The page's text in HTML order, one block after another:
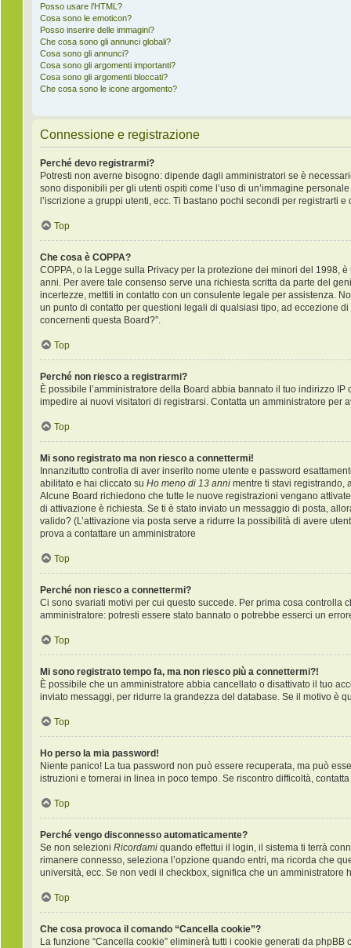
Posso usare l’HTML?
Cosa sono le emoticon?
Posso inserire delle immagini?
Che cosa sono gli annunci globali?
Cosa sono gli annunci?
Cosa sono gli argomenti importanti?
Cosa sono gli argomenti bloccati?
Che cosa sono le icone argomento?
Connessione e registrazione
Perché devo registrarmi?
Potresti non averne bisogno: dipende dagli amministratori se è
sono disponibili per gli utenti ospiti come l’uso di un’immagine
l’iscrizione a gruppi utenti, ecc. Ti bastano pochi secondi per registrarti
Top
Che cosa è COPPA?
COPPA, o la Legge sulla Privacy per la protezione dei minori del 1998,
anni. Per avere tale consenso serve una richiesta scritta da parte del
incertezze, mettiti in contatto con un consulente legale per assistenza.
un punto di contatto per questioni legali di qualsiasi tipo, ad eccezione
concernenti questa Board?”.
Top
Perché non riesco a registrarmi?
È possibile l’amministratore della Board abbia bannato il tuo indirizzo
impedire ai nuovi visitatori di registrarsi. Contatta un amministratore per
Top
Mi sono registrato ma non riesco a connettermi!
Innanzitutto controlla di aver inserito nome utente e password
abilitato e hai cliccato su Ho meno di 13 anni mentre ti stavi registrando,
Alcune Board richiedono che tutte le nuove registrazioni vengano
di attivazione è richiesta. Se ti è stato inviato un messaggio di posta,
valido? (L’attivazione via posta serve a ridurre la possibilità di avere
prova a contattare un amministratore
Top
Perché non riesco a connettermi?
Ci sono svariati motivi per cui questo succede. Per prima cosa
amministratore: potresti essere stato bannato o potrebbe esserci un
Top
Mi sono registrato tempo fa, ma non riesco più a connettermi?!
È possibile che un amministratore abbia cancellato o disattivato il tuo
inviato messaggi, per ridurre la grandezza del database. Se il motivo è
Top
Ho perso la mia password!
Niente panico! La tua password non può essere recuperata, ma può
istruzioni e tornerai in linea in poco tempo. Se riscontro difficoltà, contatta
Top
Perché vengo disconnesso automaticamente?
Se non selezioni Ricordami quando effettui il login, il sistema ti terrà
rimanere connesso, seleziona l’opzione quando entri, ma ricorda che
università, ecc. Se non vedi il checkbox, significa che un amministratore
Top
Che cosa provoca il comando “Cancella cookie”?
La funzione “Cancella cookie” eliminerà tutti i cookie generati da